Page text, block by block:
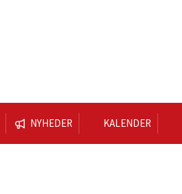
NYHEDER KALENDER